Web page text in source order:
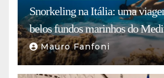
Snorkeling na Itália: uma
belos fundos marinhos do
Mauro Fanfoni